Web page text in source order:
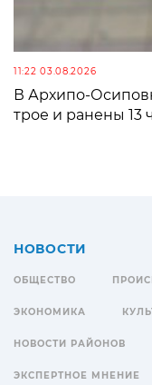
11:22 03.08.2026
В Архипо-
трое и ранены 13
НОВОСТИ
ОБЩЕСТВО
ЭКОНОМИКА
НОВОСТИ РАЙОНОВ
ЭКСПЕРТНОЕ МНЕНИЕ